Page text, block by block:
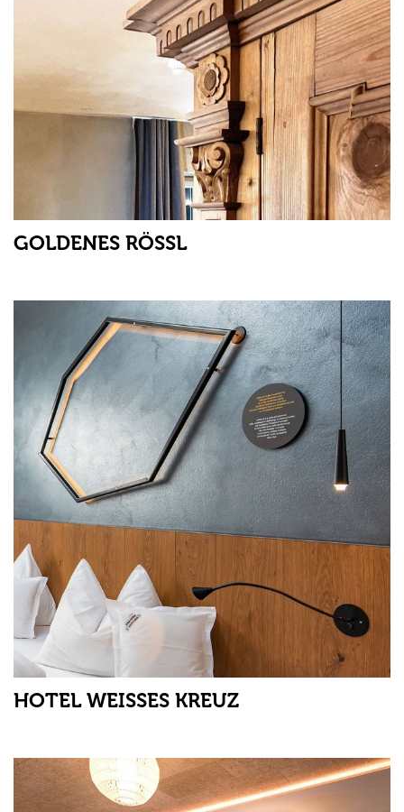
GOLDENES RÖSSL
HOTEL WEISSES KREUZ